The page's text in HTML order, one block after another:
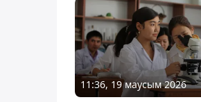
11:36, 19 маусым 2026